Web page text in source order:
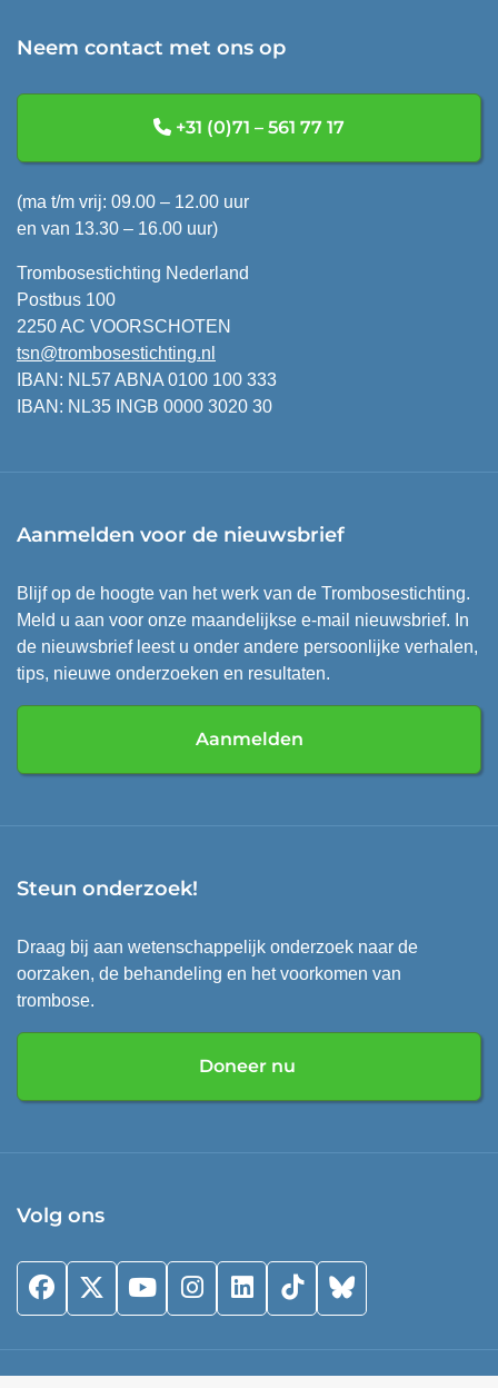
Neem contact met ons op
+31 (0)71 – 561 77 17
(ma t/m vrij: 09.00 – 12.00 uur
en van 13.30 – 16.00 uur)
Trombosestichting Nederland
Postbus 100
2250 AC VOORSCHOTEN
tsn@trombosestichting.nl
IBAN: NL57 ABNA 0100 100 333
IBAN: NL35 INGB 0000 3020 30
Aanmelden voor de nieuwsbrief
Blijf op de hoogte van het werk van de Trombosestichting.
Meld u aan voor onze maandelijkse e-mail nieuwsbrief. In
de nieuwsbrief leest u onder andere persoonlijke verhalen,
tips, nieuwe onderzoeken en resultaten.
Aanmelden
Steun onderzoek!
Draag bij aan wetenschappelijk onderzoek naar de
oorzaken, de behandeling en het voorkomen van
trombose.
Doneer nu
Volg ons